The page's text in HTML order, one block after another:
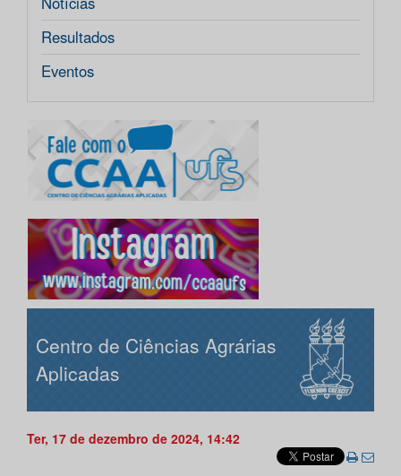
Resultados
Eventos
Centro de Ciências Agrárias
Aplicadas
Ter, 17 de dezembro de 2024, 14:42